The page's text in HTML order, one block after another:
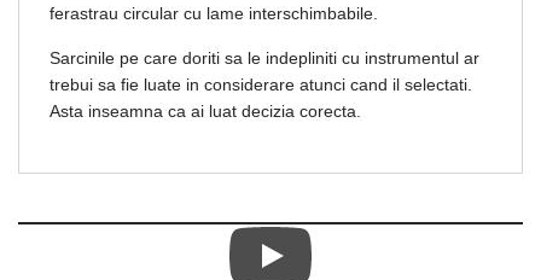
ferastrau circular cu lame interschimbabile.
Sarcinile pe care doriti sa le indepliniti cu instrumentul ar
trebui sa fie luate in considerare atunci cand il selectati.
Asta inseamna ca ai luat decizia corecta.